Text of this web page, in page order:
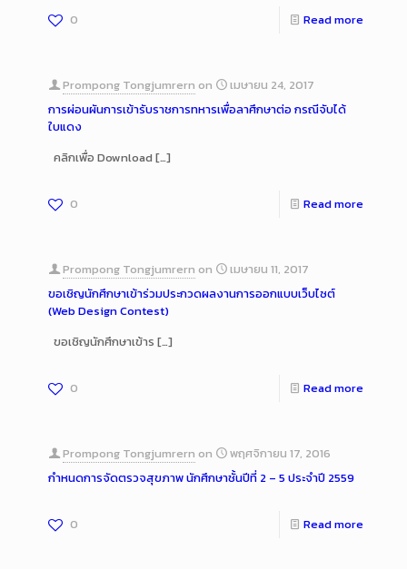
0 Read more
Prompong Tongjumrern on
เมษายน 24, 2017
การผ่อนผันการเข้ารับราชการทหารเพื่อลาศึกษาต่อ กรณีจับได้
ใบแดง
คลิกเพื่อ Download […]
0 Read more
Prompong Tongjumrern on
เมษายน 11, 2017
ขอเชิญนักศึกษาเข้าร่วมประกวดผลงานการออกแบบเว็บไซต์
(Web Design Contest)
ขอเชิญนักศึกษาเข้าร […]
0 Read more
Prompong Tongjumrern on
พฤศจิกายน 17, 2016
กำหนดการจัดตรวจสุขภาพ นักศึกษาชั้นปีที่ 2 – 5 ประจำปี 2559
0 Read more